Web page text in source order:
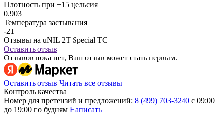
Плотность при +15 цельсия
0.903
Температура застывания
-21
Отзывы на uNIL 2T Special TC
Оставить отзыв
Отзывов пока нет, Ваш отзыв может стать первым.
Оставить отзыв Читать все отзывы
Контроль качества
Номер для претензий и предложений: 8 (499) 703-3240 с 09:00
до 19:00 по будням Написать